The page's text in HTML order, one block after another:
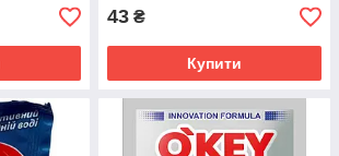
43 ₴
Купити